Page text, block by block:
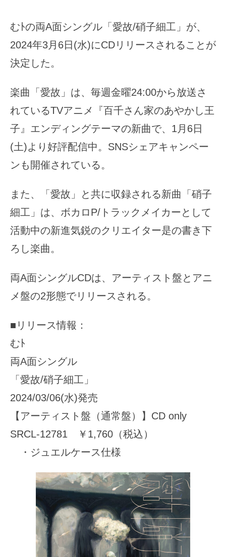
むﾄの両A面シングル「愛故/硝子細工」が、
2024年3月6日(水)にCDリリースされることが
決定した。
楽曲「愛故」は、毎週金曜24:00から放送さ
れているTVアニメ『百千さん家のあやかし王
子』エンディングテーマの新曲で、1月6日
(土)より好評配信中。SNSシェアキャンペー
ンも開催されている。
また、「愛故」と共に収録される新曲「硝子
細工」は、ボカロP/トラックメイカーとして
活動中の新進気鋭のクリエイター是の書き下
ろし楽曲。
両A面シングルCDは、アーティスト盤とアニ
メ盤の2形態でリリースされる。
■リリース情報：
むﾄ
両A面シングル
「愛故/硝子細工」
2024/03/06(水)発売
【アーティスト盤（通常盤）】CD only
SRCL-12781 ￥1,760（税込）
・ジュエルケース仕様